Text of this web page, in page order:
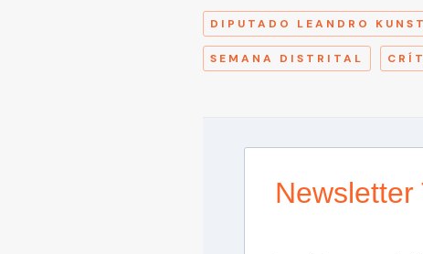
DIPUTADO LEANDRO
SEMANA DISTRITAL
Newsletter